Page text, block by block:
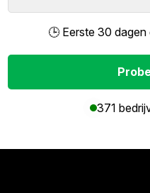
🕒 Eerste 30 dagen
371